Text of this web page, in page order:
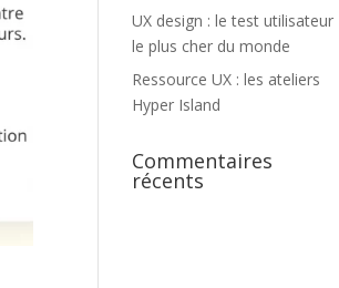
UX design : le test utilisateur
le plus cher du monde
Ressource UX : les ateliers
Hyper Island
Commentaires
récents